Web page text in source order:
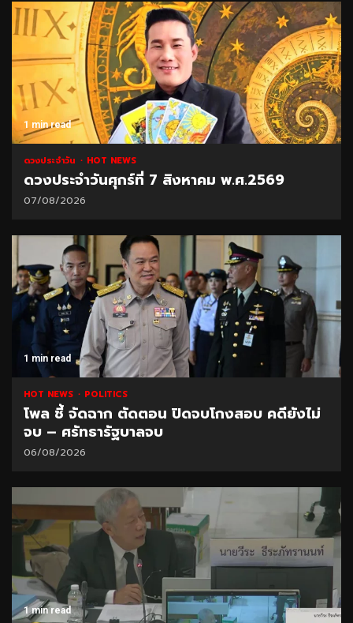
1 min read
ดวงประจำวัน HOT NEWS
ดวงประจำวันศุกร์ที่ 7 สิงหาคม พ.ศ.2569
07/08/2026
1 min read
HOT NEWS POLITICS
โพล ชี้ จัดฉาก ตัดตอน ปิดจบโกงสอบ คดียังไม่
จบ – ศรัทธารัฐบาลจบ
06/08/2026
1 min read